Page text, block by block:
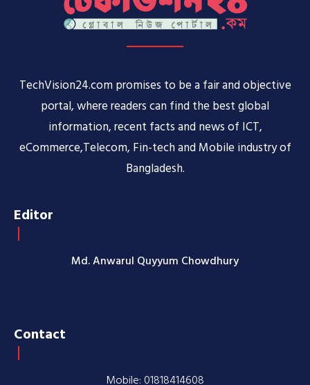
TechVision24.com promises to be a fair and objective
portal, where readers can find the best global
information, recent facts and news of ICT,
eCommerce,Telecom, Fin-tech and Mobile industry of
Bangladesh.
Editor
Md. Anwarul Quyyum Chowdhury
Contact
Mobile: 01818414608